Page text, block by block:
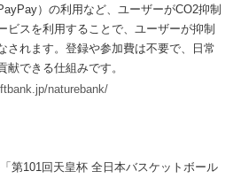
）の利用など、ユーザーがCO2抑制
ビスを利用することで、ユーザーが抑制
されます。登録や参加費は不要で、日常
できる仕組みです。
naturebank/
第101回天皇杯 全日本バスケットボール